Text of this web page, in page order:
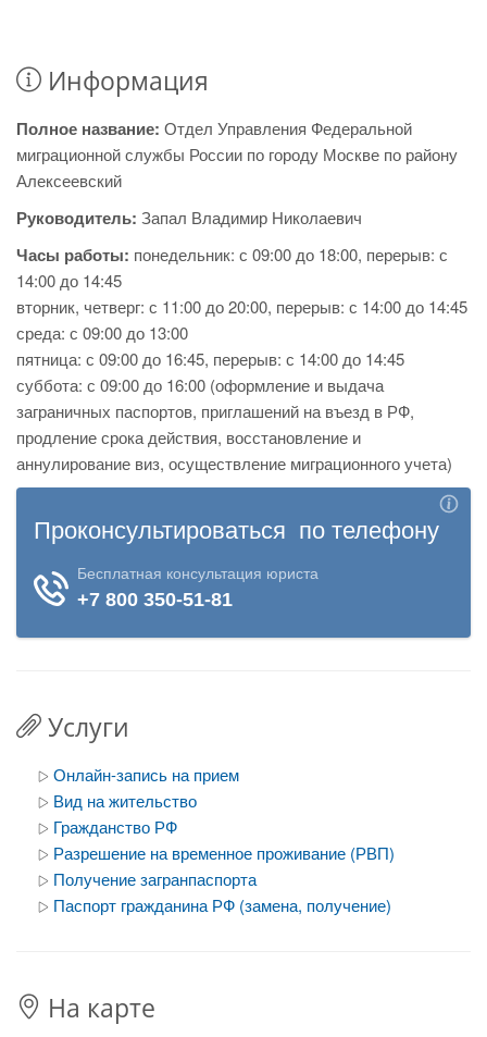
Информация
Полное название: Отдел Управления Федеральной
миграционной службы России по городу Москве по району
Алексеевский
Руководитель: Запал Владимир Николаевич
Часы работы: понедельник: с 09:00 до 18:00, перерыв: с
14:00 до 14:45
вторник, четверг: с 11:00 до 20:00, перерыв: с 14:00 до 14:45
среда: с 09:00 до 13:00
пятница: с 09:00 до 16:45, перерыв: с 14:00 до 14:45
суббота: с 09:00 до 16:00 (оформление и выдача
заграничных паспортов, приглашений на въезд в РФ,
продление срока действия, восстановление и
аннулирование виз, осуществление миграционного учета)
Услуги
Онлайн-запись на прием
Вид на жительство
Гражданство РФ
Разрешение на временное проживание (РВП)
Получение загранпаспорта
Паспорт гражданина РФ (замена, получение)
На карте